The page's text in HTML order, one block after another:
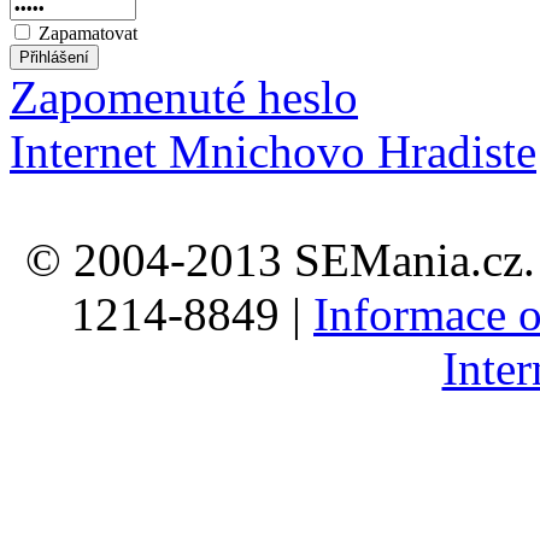
Zapamatovat
Zapomenuté heslo
Internet Mnichovo Hradiste
© 2004-2013
1214-8849 | Informace